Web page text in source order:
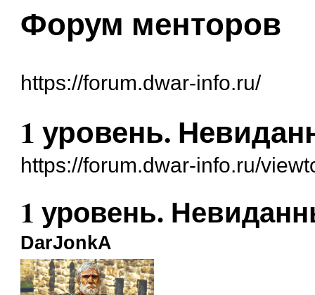
Форум менторов
https://forum.dwar-info.ru/
1 уровень.
https://forum.dwar-info.ru/
1 уровень.
DarJonkA